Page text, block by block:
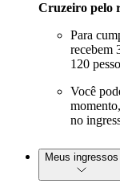
Cruzeiro pelo
Para
recebem
120
Você
no
Meus ingressos